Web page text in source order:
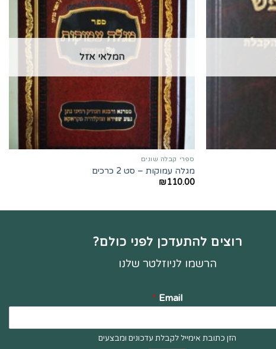
המלאי אזל
ספרי קבלה שונים
מגלה עמוקות – סט 2 כרכים
₪110.00
רוצים להתעדכן לפני כולם?
הרשמו לניוזלטר שלנו
Email
*
הזן כתובת אימייל לקבלת עדכונים ומבצעים